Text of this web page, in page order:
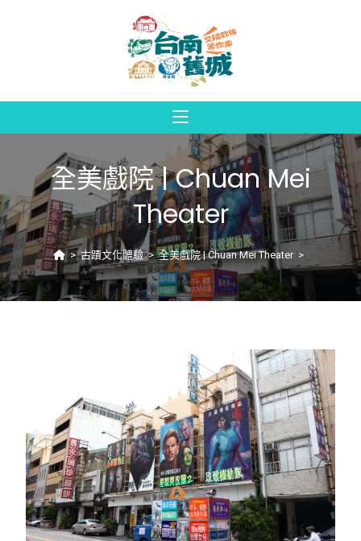
全美戲院 | Chuan Mei
Theater
> 古蹟文化體驗 > 全美戲院 | Chuan Mei Theater >